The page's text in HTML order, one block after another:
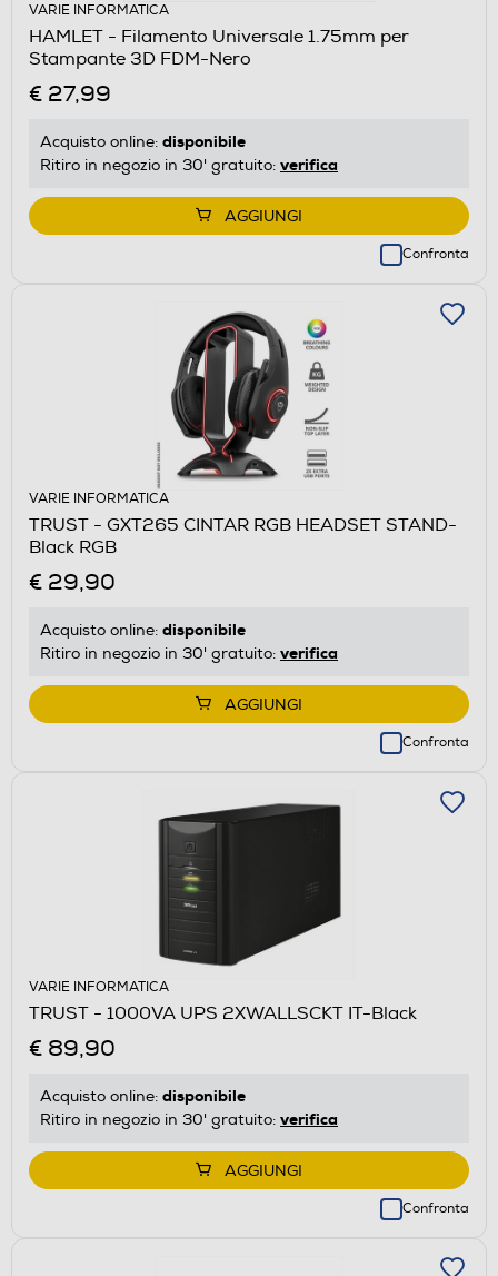
VARIE INFORMATICA
HAMLET - Filamento Universale 1.75mm per
Stampante 3D FDM-Nero
€ 27,99
Acquisto online: disponibile
Ritiro in negozio in 30' gratuito: verifica
AGGIUNGI
Confronta
VARIE INFORMATICA
TRUST - GXT265 CINTAR RGB HEADSET STAND-
Black RGB
€ 29,90
Acquisto online: disponibile
Ritiro in negozio in 30' gratuito: verifica
AGGIUNGI
Confronta
VARIE INFORMATICA
TRUST - 1000VA UPS 2XWALLSCKT IT-Black
€ 89,90
Acquisto online: disponibile
Ritiro in negozio in 30' gratuito: verifica
AGGIUNGI
Confronta